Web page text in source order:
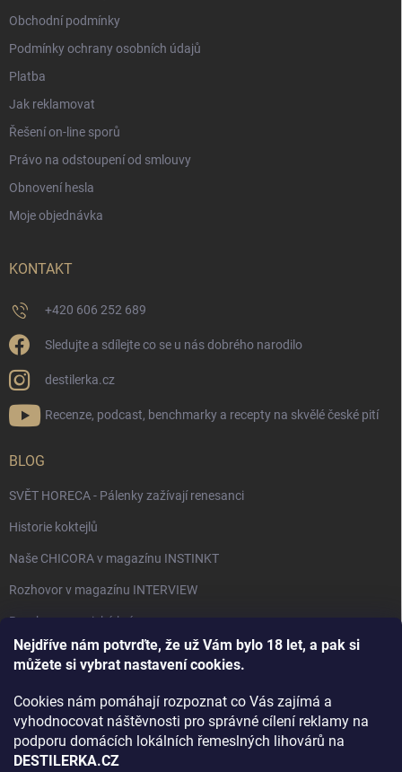
Nejdříve nám potvrďte, že už Vám bylo 18 let, a pak si
můžete si vybrat nastavení cookies.
Cookies nám pomáhají rozpoznat co Vás zajímá a
vyhodnocovat náštěvnosti pro správné cílení reklamy na
podporu domácích lokálních řemeslných lihovárů na
DESTILERKA.CZ
Obchodní podmínky
Podmínky ochrany osobních údajů
Platba
Jak reklamovat
Řešení on-line sporů
Právo na odstoupení od smlouvy
Obnovení hesla
Moje objednávka
KONTAKT
+420 606 252 689
Sledujte a sdílejte co se u nás dobrého narodilo
destilerka.cz
Recenze, podcast, benchmarky a recepty na skvělé české pití
BLOG
SVĚT HORECA - Pálenky zažívají renesanci
Historie koktejlů
Naše CHICORA v magazínu INSTINKT
Rozhovor v magazínu INTERVIEW
Bourbon, americká krása.
Napsali v TÝDNU o naší práci
Rozhovor s DESTILERKA.CZ v magazínu DRINKING-CAT
Jak vybrat dárek na Vánoce